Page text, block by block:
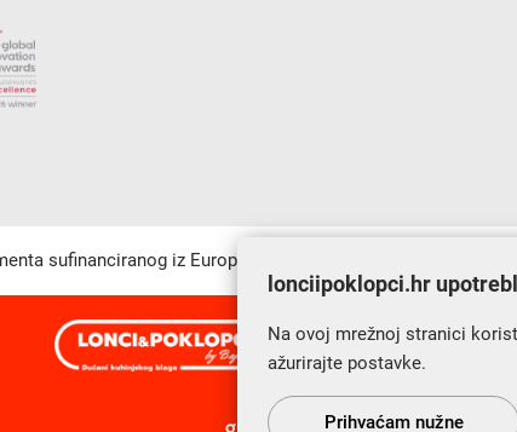
sufinanciranog iz Europskog fonda za regionalni razvoj u
s Vama od 2014. godine!
lonciipoklopci.hr
Na ovoj mrežnoj stranici
ažurirajte postavke.
Prihvaćam nužne